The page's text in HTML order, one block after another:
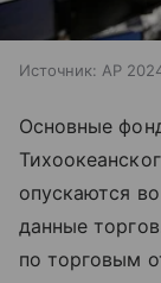
Источник: AP
Основные
опускаются
данные
по торговым